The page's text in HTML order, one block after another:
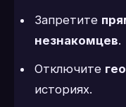
Запретите
незнакомцев.
Отключите
историях.